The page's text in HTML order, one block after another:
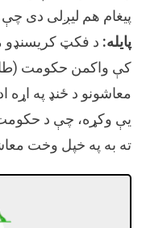
پیغام هم لیږلی دی
پایله: د فکټ کریسنډو
کې واکمن حکومت
معاشونو د ځنډ په اړه
ته به په خپل وخت